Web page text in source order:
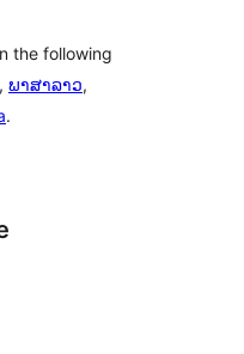
the following
, ພາສາລາວ,
.